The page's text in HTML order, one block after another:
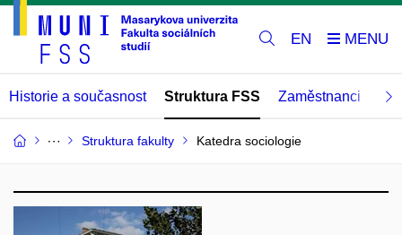
EN
Historie a současnost Struktura FSS Zaměstnanci
Struktura fakulty Katedra sociologie